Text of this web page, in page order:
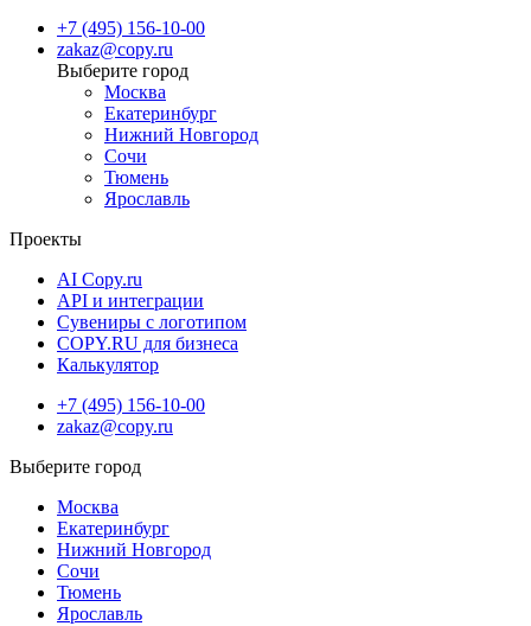
+7 (495) 156-10-00
zakaz@copy.ru
Москва
Екатеринбург
Нижний Новгород
Сочи
Тюмень
Ярославль
Проекты
AI Copy.ru
API и интеграции
Сувениры с логотипом
COPY.RU для бизнеса
Калькулятор
+7 (495) 156-10-00
zakaz@copy.ru
Москва
Екатеринбург
Нижний Новгород
Сочи
Тюмень
Ярославль